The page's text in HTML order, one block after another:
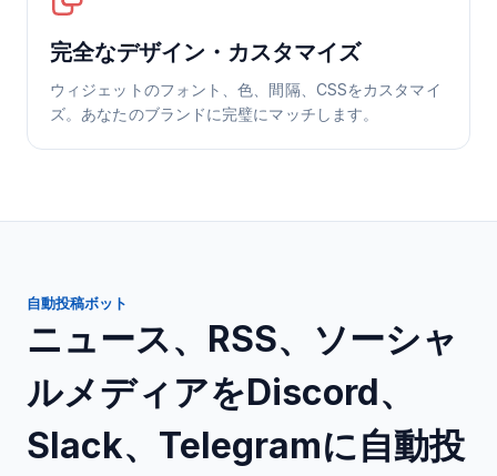
完全なデザイン・カスタマイズ
ウィジェットのフォント、色、間隔、CSSをカスタマイ
ズ。あなたのブランドに完璧にマッチします。
自動投稿ボット
ニュース、RSS、ソーシャ
ルメディアをDiscord、
Slack、Telegramに自動投